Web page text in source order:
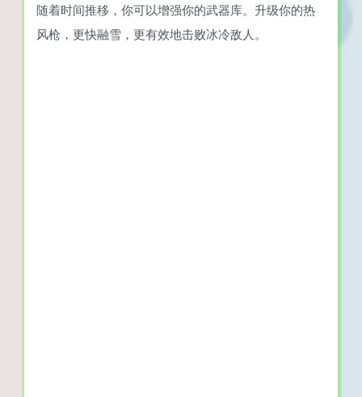
随着时间推移，你可以增强你的武器库。升级你的热
风枪，更快融雪，更有效地击败冰冷敌人。